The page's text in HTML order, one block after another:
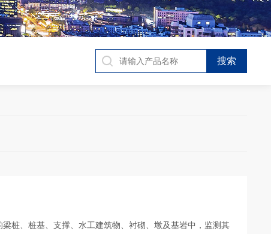
桩、桩基、⽀撑、⽔⼯建筑物、衬砌、墩及基岩中，监测其